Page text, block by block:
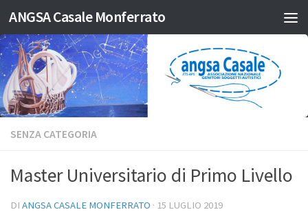
Salta al contenuto
ANGSA Casale Monferrato
SENZA CATEGORIA
Master Universitario di Primo Livello
DI ANGSA CASALE MONFERRATO · 15 LUGLIO 2019